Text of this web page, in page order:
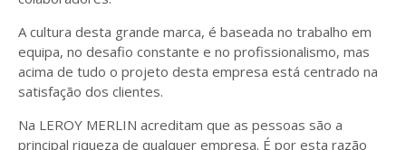
A cultura desta grande marca, é baseada no trabalho em
equipa, no desafio constante e no profissionalismo, mas
acima de tudo o projeto desta empresa está centrado na
satisfação dos clientes.
Na LEROY MERLIN acreditam que as pessoas são a
principal riqueza de qualquer empresa. É por esta razão